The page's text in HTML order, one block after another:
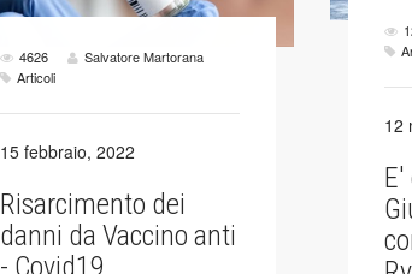
4626
Salvatore Martorana
Articoli
15 febbraio, 2022
Risarcimento dei
danni da Vaccino anti
- Covid19
12
E'